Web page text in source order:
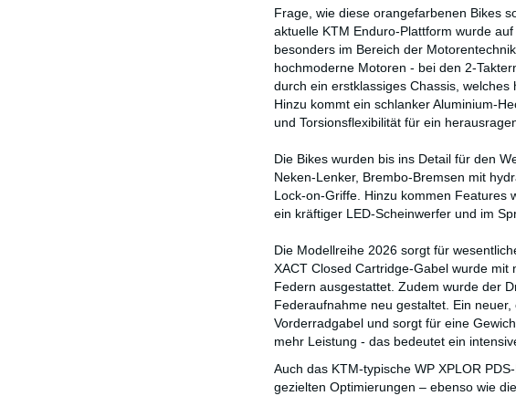
Frage, wie diese orangefarbenen Bikes
aktuelle KTM Enduro-Plattform wurde
besonders im Bereich der
hochmoderne Motoren - bei den 2-
durch ein erstklassiges Chassis,
Hinzu kommt ein schlanker Aluminium-
und Torsionsflexibilität für ein
Die Bikes wurden bis ins Detail für den
Neken-Lenker, Brembo-Bremsen mit
Lock-on-Griffe. Hinzu kommen Features
ein kräftiger LED-Scheinwerfer und im
Die Modellreihe 2026 sorgt für
XACT Closed Cartridge-Gabel wurde
Federn ausgestattet. Zudem wurde der
Federaufnahme neu gestaltet. Ein
Vorderradgabel und sorgt für eine
mehr Leistung - das bedeutet ein
Auch das KTM-typische WP XPLOR
gezielten Optimierungen – ebenso wie